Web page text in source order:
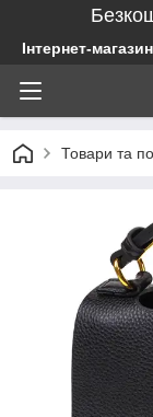
Інтернет-
Товари та